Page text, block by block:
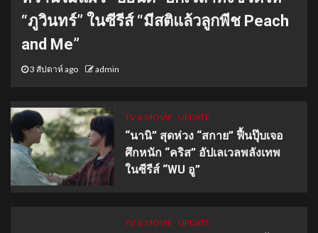
“ภูวินทร์” ในซีรีส์ “มีสติแล้วลูกพีช Peach
and Me”
3 สัปดาห์ ago admin
TV & MOVIE UPDATE
“นานิ” สุดห่วง “สกาย” ฟื้นปุ๊บเจอ
ศึกหนัก “คริส” อัปเลเวลพลังเทพ
ในซีรีส์ “WU อู”
TV & MOVIE UPDATE